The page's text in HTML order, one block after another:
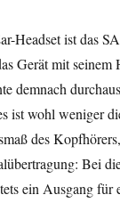
Headset ist das
Gerät mit
demnach
ist wohl weniger
des
Bei
ein Ausgang für